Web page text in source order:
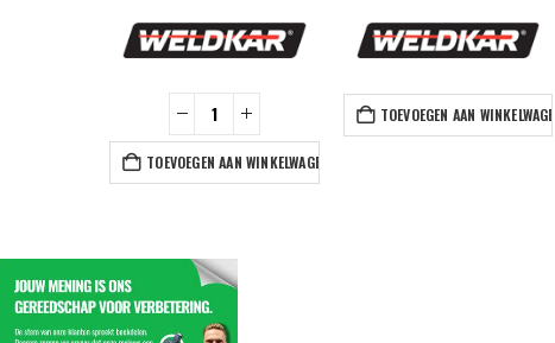
TOEVOEGEN AAN WINKELWAGEN
TOEVOEGEN AAN WINKELWAGEN